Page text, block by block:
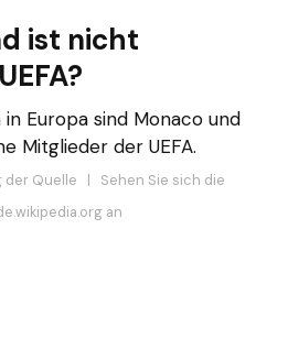
ist nicht
Europa sind Monaco und
Mitglieder der UEFA.
der Quelle | Sehen Sie sich die
an